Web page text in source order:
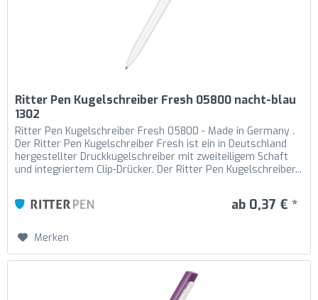
Ritter Pen Kugelschreiber Fresh 05800 nacht-blau
1302
Ritter Pen Kugelschreiber Fresh 05800 - Made in Germany .
Der Ritter Pen Kugelschreiber Fresh ist ein in Deutschland
hergestellter Druckkugelschreiber mit zweiteiligem Schaft
und integriertem Clip-Drücker. Der Ritter Pen Kugelschreiber...
ab 0,37 € *
Merken